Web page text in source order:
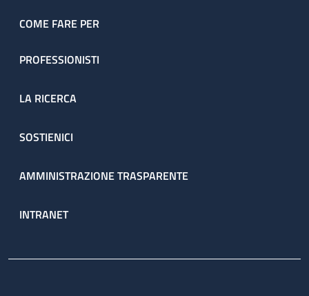
attraverso il percorso ambulatoriale complesso (PAC).
COME FARE PER
PROFESSIONISTI
LA RICERCA
SOSTIENICI
AMMINISTRAZIONE TRASPARENTE
INTRANET